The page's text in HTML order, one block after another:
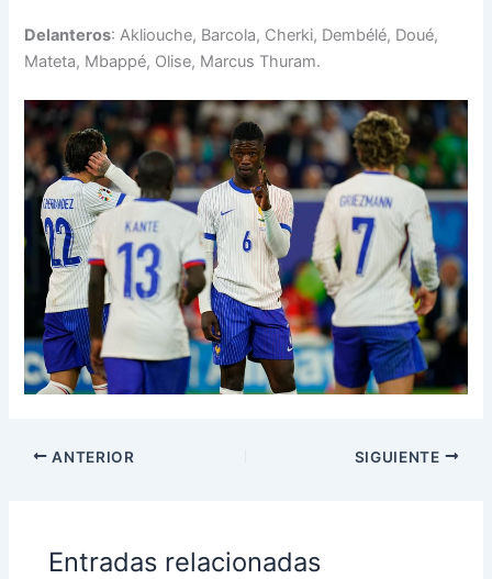
Delanteros: Akliouche, Barcola, Cherki, Dembélé, Doué,
Mateta, Mbappé, Olise, Marcus Thuram.
ANTERIOR SIGUIENTE
Entradas relacionadas